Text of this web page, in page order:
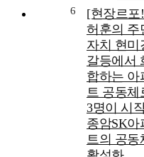
6
[현장르포!
허훈의 주
자치 현미
갈등에서
합하는 아
트 공동체
3명이 시
종암SK아
트의 공동